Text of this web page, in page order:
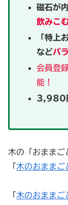
磁石が
飲みこ
「特上
などバ
会員登
能！
3,980
木の「おままご
木のおままご
「 木のおままご